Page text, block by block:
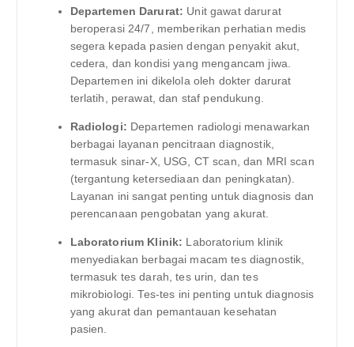
Departemen Darurat: Unit gawat darurat
beroperasi 24/7, memberikan perhatian medis
segera kepada pasien dengan penyakit akut,
cedera, dan kondisi yang mengancam jiwa.
Departemen ini dikelola oleh dokter darurat
terlatih, perawat, dan staf pendukung.
Radiologi: Departemen radiologi menawarkan
berbagai layanan pencitraan diagnostik,
termasuk sinar-X, USG, CT scan, dan MRI scan
(tergantung ketersediaan dan peningkatan).
Layanan ini sangat penting untuk diagnosis dan
perencanaan pengobatan yang akurat.
Laboratorium Klinik: Laboratorium klinik
menyediakan berbagai macam tes diagnostik,
termasuk tes darah, tes urin, dan tes
mikrobiologi. Tes-tes ini penting untuk diagnosis
yang akurat dan pemantauan kesehatan
pasien.